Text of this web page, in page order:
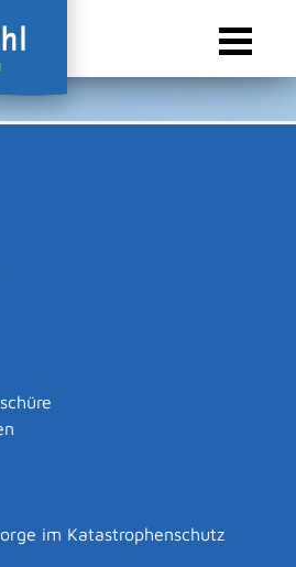
im Katastrophenschutz